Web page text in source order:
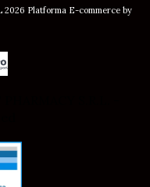
2026 Platforma E-commerce by